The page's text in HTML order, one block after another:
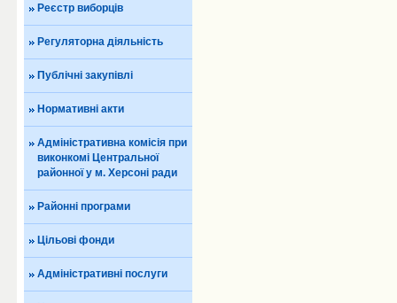
Реєстр виборців
Регуляторна діяльність
Публічні закупівлі
Нормативні акти
Адміністративна комісія при
виконкомі Центральної
районної у м. Херсоні ради
Районні програми
Цільові фонди
Адміністративні послуги